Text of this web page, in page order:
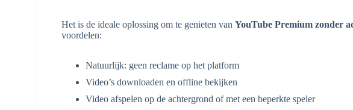
Het is de ideale oplossing om te genieten vanYouTube Premium zonder
voordelen:
Natuurlijk: geen reclame op het platform
Video’s downloaden en offline bekijken
Video afspelen op de achtergrond of met een beperkte speler